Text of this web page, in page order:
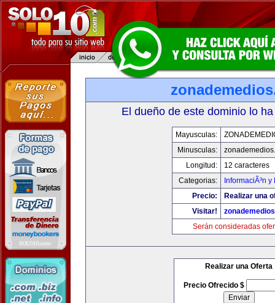
El dueño de este dominio lo
Mayusculas:
Minusculas:
Longitud:
12 caracteres
Categorias:
InformaciÃ³n
Precio:
Realizar una
Visitar!
Serán consideradas
Realizar una Oferta
Precio Ofrecido $